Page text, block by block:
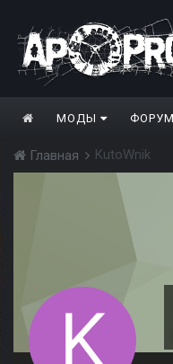
МОДЫ ФОРУМ
Главная KutoWnik